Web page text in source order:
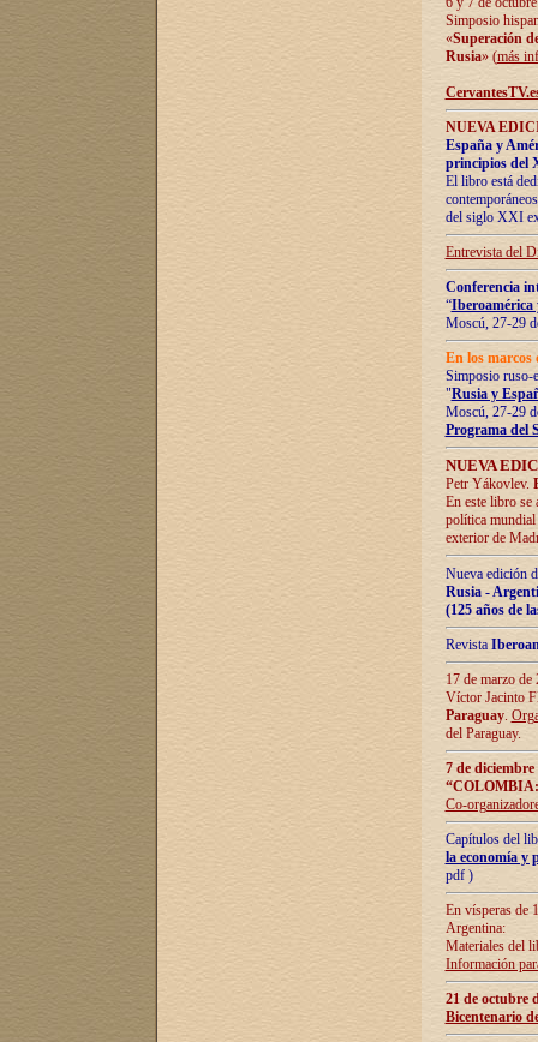
Simposio
«Superación
Rusia» (más
NUEVA
España y
principios del
El libro está
del siglo XXI
Entrevista del
Conferencia
“Iberoamérica
Moscú, 27-29
En los marcos
Simposio ruso-
"Rusia y
Moscú, 27-29
Programa del
NUEVA
Petr Yákovlev.
En este libro se
política mundial
exterior de
Nueva edición
Rusia -
(125 años de
Revista
17 de marzo
Víctor Jacinto
Paraguay.
del Paraguay.
7 de
Co-
Capítulos del
la economía y
pdf )
En vísperas de
Argentina:
Materiales del
Información
21 de octubre
Bicentenario